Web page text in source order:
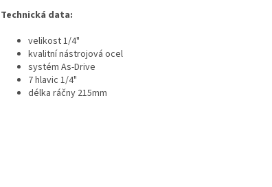
Technická data:
velikost 1/4"
kvalitní nástrojová ocel
systém As-Drive
7 hlavic 1/4"
délka ráčny 215mm